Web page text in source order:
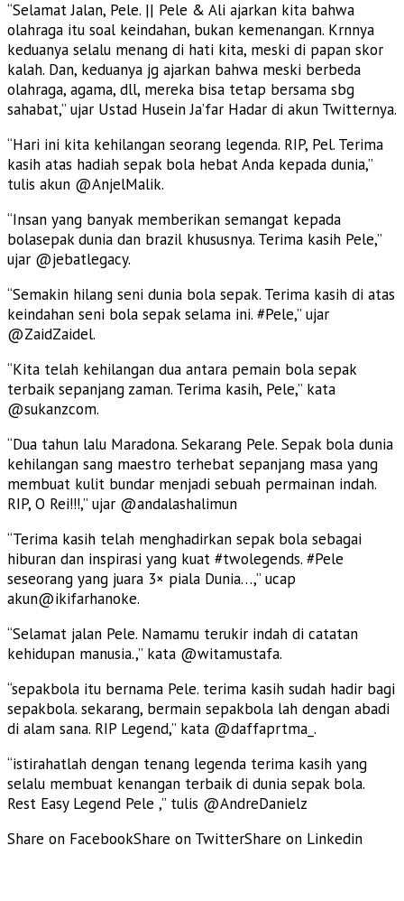
“Selamat Jalan, Pele. || Pele & Ali ajarkan kita bahwa
olahraga itu soal keindahan, bukan kemenangan. Krnnya
keduanya selalu menang di hati kita, meski di papan skor
kalah. Dan, keduanya jg ajarkan bahwa meski berbeda
olahraga, agama, dll, mereka bisa tetap bersama sbg
sahabat,” ujar Ustad Husein Ja’far Hadar di akun Twitternya.
“Hari ini kita kehilangan seorang legenda. RIP, Pel. Terima
kasih atas hadiah sepak bola hebat Anda kepada dunia,”
tulis akun @AnjelMalik.
“Insan yang banyak memberikan semangat kepada
bolasepak dunia dan brazil khususnya. Terima kasih Pele,”
ujar @jebatlegacy.
“Semakin hilang seni dunia bola sepak. Terima kasih di atas
keindahan seni bola sepak selama ini. #Pele,” ujar
@ZaidZaidel.
“Kita telah kehilangan dua antara pemain bola sepak
terbaik sepanjang zaman. Terima kasih, Pele,” kata
@sukanzcom.
“Dua tahun lalu Maradona. Sekarang Pele. Sepak bola dunia
kehilangan sang maestro terhebat sepanjang masa yang
membuat kulit bundar menjadi sebuah permainan indah.
RIP, O Rei!!!,” ujar @andalashalimun
“Terima kasih telah menghadirkan sepak bola sebagai
hiburan dan inspirasi yang kuat #twolegends. #Pele
seseorang yang juara 3× piala Dunia…,” ucap
akun@ikifarhanoke.
“Selamat jalan Pele. Namamu terukir indah di catatan
kehidupan manusia.,” kata @witamustafa.
“sepakbola itu bernama Pele. terima kasih sudah hadir bagi
sepakbola. sekarang, bermain sepakbola lah dengan abadi
di alam sana. RIP Legend,” kata @daffaprtma_.
“istirahatlah dengan tenang legenda terima kasih yang
selalu membuat kenangan terbaik di dunia sepak bola.
Rest Easy Legend Pele ,” tulis @AndreDanielz
Share on FacebookShare on TwitterShare on Linkedin